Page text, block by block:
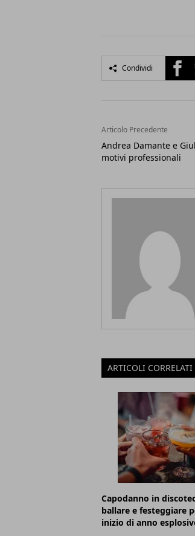
Condividi
Articolo Precedente
Andrea Damante e
motivi professionali
ARTICOLI CORRELATI
Capodanno in
ballare e festeggiare
inizio di anno